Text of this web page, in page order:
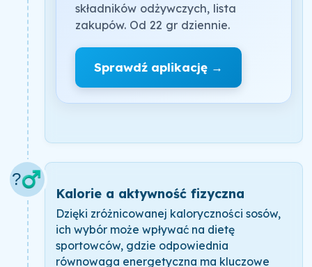
składników odżywczych, lista
zakupów. Od 22 gr dziennie.
Sprawdź aplikację →
?️‍♂️
Kalorie a aktywność fizyczna
Dzięki zróżnicowanej kaloryczności sosów,
ich wybór może wpływać na dietę
sportowców, gdzie odpowiednia
równowaga energetyczna ma kluczowe